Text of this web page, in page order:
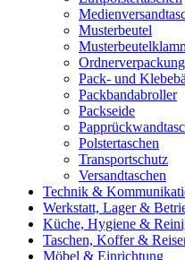
Musterbeutel
Pack- und
Packbandabroller
Packseide
Polstertaschen
Transportschutz
Versandtaschen
Technik &
Werkstatt, Lager &
Küche, Hygiene &
Taschen, Koffer &
Möbel & Einrichtung